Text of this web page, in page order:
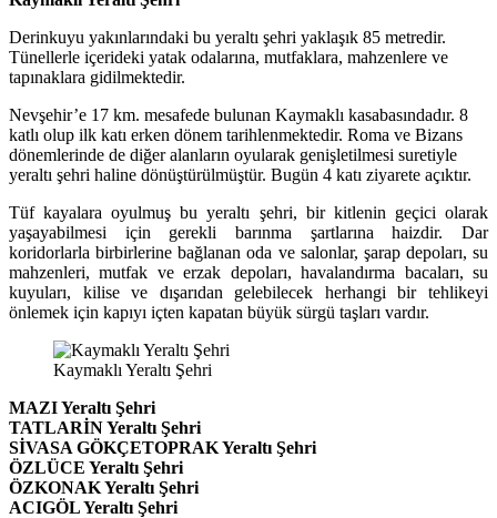
Derinkuyu yakınlarındaki bu yeraltı şehri yaklaşık 85 metredir.
Tünellerle içerideki yatak odalarına, mutfaklara, mahzenlere ve
tapınaklara gidilmektedir.
Nevşehir’e 17 km. mesafede bulunan Kaymaklı kasabasındadır. 8
katlı olup ilk katı erken dönem tarihlenmektedir. Roma ve Bizans
dönemlerinde de diğer alanların oyularak genişletilmesi suretiyle
yeraltı şehri haline dönüştürülmüştür. Bugün 4 katı ziyarete açıktır.
Tüf kayalara oyulmuş bu yeraltı şehri, bir kitlenin geçici olarak
yaşayabilmesi için gerekli barınma şartlarına haizdir. Dar
koridorlarla birbirlerine bağlanan oda ve salonlar, şarap depoları, su
mahzenleri, mutfak ve erzak depoları, havalandırma bacaları, su
kuyuları, kilise ve dışarıdan gelebilecek herhangi bir tehlikeyi
önlemek için kapıyı içten kapatan büyük sürgü taşları vardır.
Kaymaklı Yeraltı Şehri
MAZI Yeraltı Şehri
TATLARİN Yeraltı Şehri
SİVASA GÖKÇETOPRAK Yeraltı Şehri
ÖZLÜCE Yeraltı Şehri
ÖZKONAK Yeraltı Şehri
ACIGÖL Yeraltı Şehri